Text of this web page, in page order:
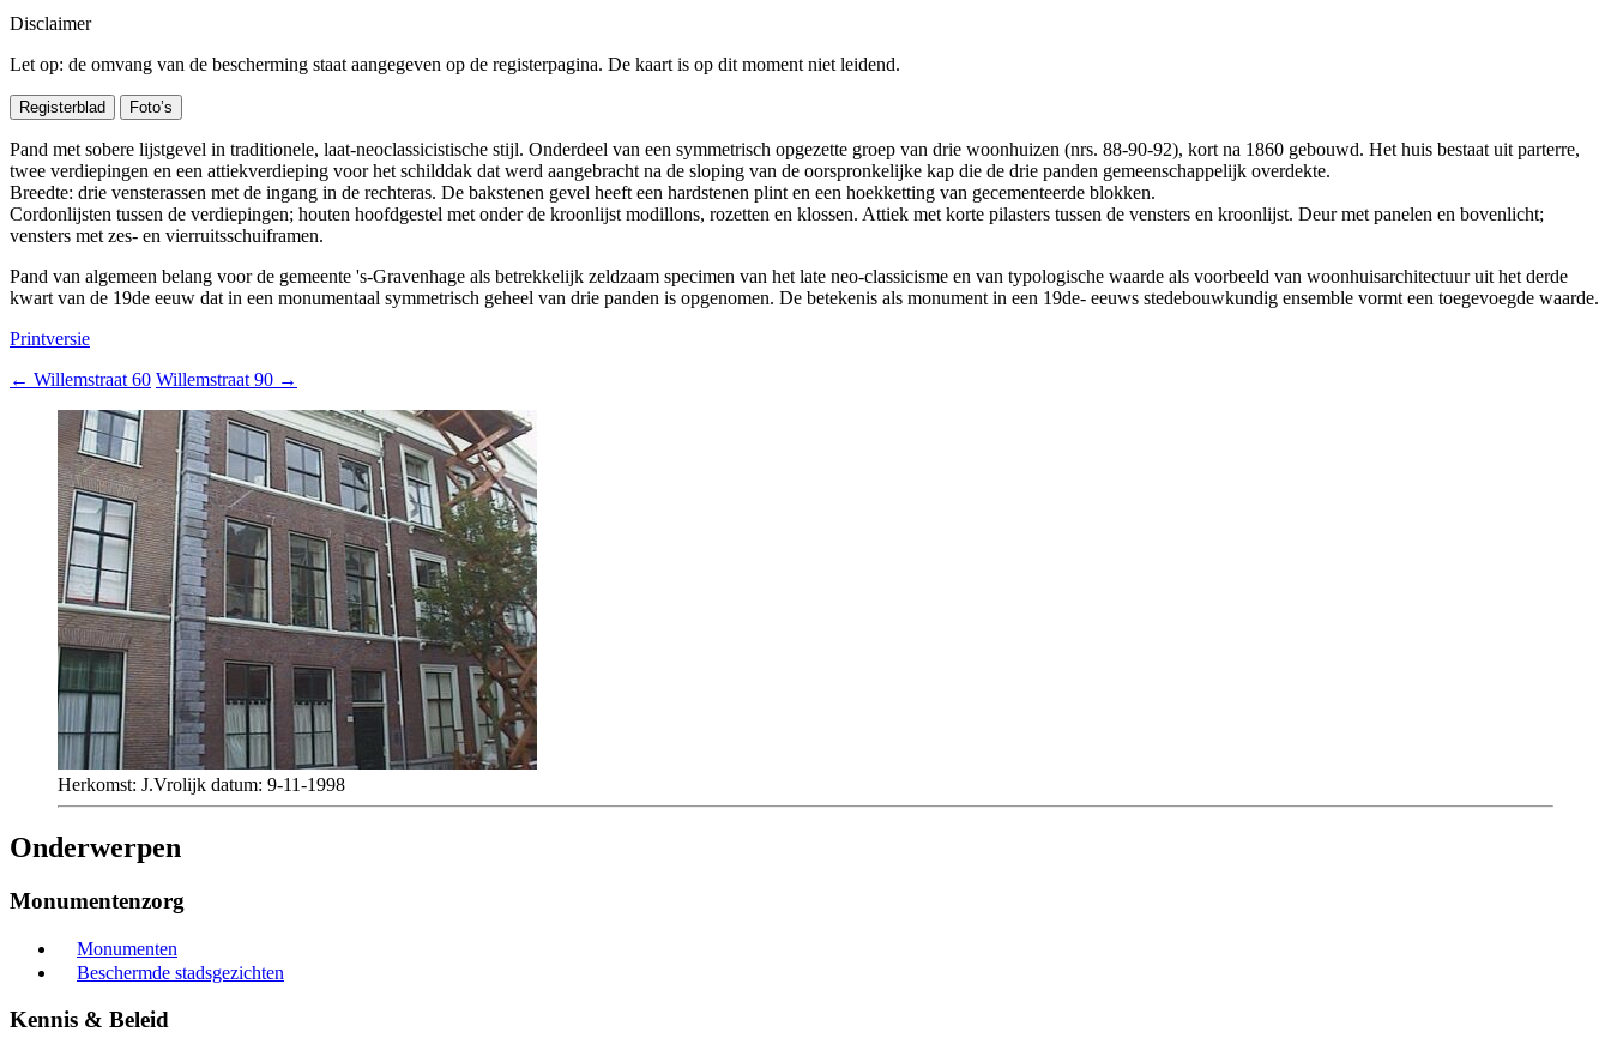
Disclaimer
Let op: de omvang van de bescherming staat aangegeven op de registerpagina. De kaart is op dit moment niet leidend.
Registerblad Foto’s
Pand met sobere lijstgevel in traditionele, laat-neoclassicistische stijl. Onderdeel van een symmetrisch opgezette groep van drie woonhuizen (nrs. 88-90-92), kort na 1860 gebouwd. Het huis bestaat uit parterre,
twee verdiepingen en een attiekverdieping voor het schilddak dat werd aangebracht na de sloping van de oorspronkelijke kap die de drie panden gemeenschappelijk overdekte.
Breedte: drie vensterassen met de ingang in de rechteras. De bakstenen gevel heeft een hardstenen plint en een hoekketting van gecementeerde blokken.
Cordonlijsten tussen de verdiepingen; houten hoofdgestel met onder de kroonlijst modillons, rozetten en klossen. Attiek met korte pilasters tussen de vensters en kroonlijst. Deur met panelen en bovenlicht;
vensters met zes- en vierruitsschuiframen.
Pand van algemeen belang voor de gemeente 's-Gravenhage als betrekkelijk zeldzaam specimen van het late neo-classicisme en van typologische waarde als voorbeeld van woonhuisarchitectuur uit het derde
kwart van de 19de eeuw dat in een monumentaal symmetrisch geheel van drie panden is opgenomen. De betekenis als monument in een 19de- eeuws stedebouwkundig ensemble vormt een toegevoegde waarde.
Printversie
← Willemstraat 60 Willemstraat 90 →
Herkomst: J.Vrolijk datum: 9-11-1998
Onderwerpen
Monumentenzorg
Monumenten
Beschermde stadsgezichten
Kennis & Beleid